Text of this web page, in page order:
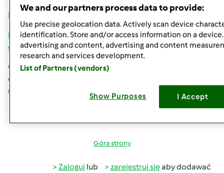
http://www.youtube.com/watch?v=Xs24XRTqdwM
http://www.cookaround.com/dolci/torte-
decorate/comunione/comunione
Chwilowo tyle. Gabrysiu. Jest wszystkiego po trochu. Pytaj,
co Ci potrzeba, narzedzia, wszystko, pomoge Ci jak umiem
Góra strony
Zaloguj lub zarejestruj sięaby dodawać
We and our partners process data to provide:
Use precise geolocation data. Actively scan device
identification. Store and/or access information on a
advertising and content, advertising and content
research and services development.
List of Partners (vendors)
Show Purposes I Accept